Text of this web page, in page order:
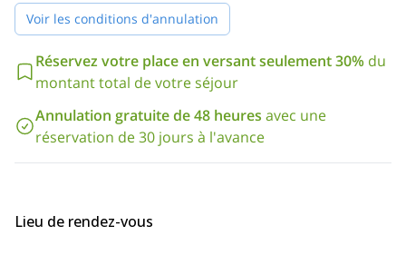
s'engager dans des activités plus techniques, bien qu'il soit
obligatoire d'avoir déjà participé à une activité similaire.
devez être capable de transporter votre matériel de camping
pour la journée.
Si vous êtes intéressé à vous joindre à moi pour ce trek,
envoyez-moi une demande. **Consultez les dates ci-dessous,
réservez votre programme et rejoignez un groupe !**Nous
passerons un bon moment à marcher le long des magnifiques
Voir les conditions d'annulation
Réservez votre place en versant seulement 30% du
montant total de votre séjour
Annulation gratuite de 48 heures avec une
réservation de 30 jours à l'avance
Lieu de rendez-vous